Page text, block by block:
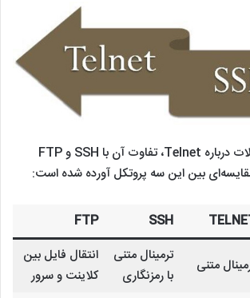
یکی از مهم‌ترین سوالات درباره Telnet، تفاوت آن با SSH و FTP
بین این سه پروتکل آورده شده است:
SSH
FTP
متنی
ترمینال متنی
با رمزنگاری
انتقال فایل بین
کلاینت و سرور